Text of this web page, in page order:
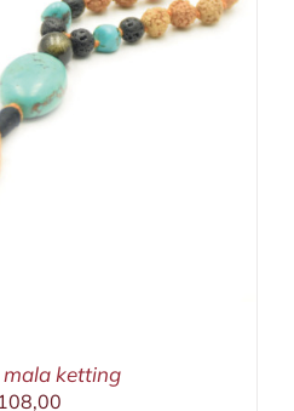
ketting
108,00